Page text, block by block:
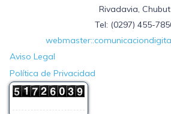
Rivadavia, Chubut
Tel: (0297) 455-
Aviso Legal
Política de Privacidad